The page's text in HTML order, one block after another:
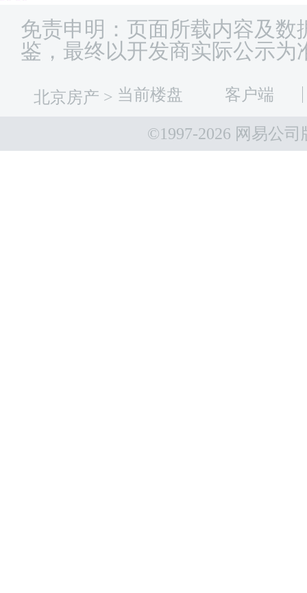
免责申明：页面所载内容及数
鉴，最终以开发商实际公示为
北京房产 > 当前楼盘 客户端
©1997-2026 网易公